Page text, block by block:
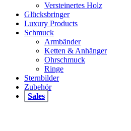
werden
Versteinertes Holz
Glücksbringer
Luxury Products
Schmuck
Armbänder
Ketten & Anhänger
Ohrschmuck
Ringe
Sternbilder
Zubehör
Sales